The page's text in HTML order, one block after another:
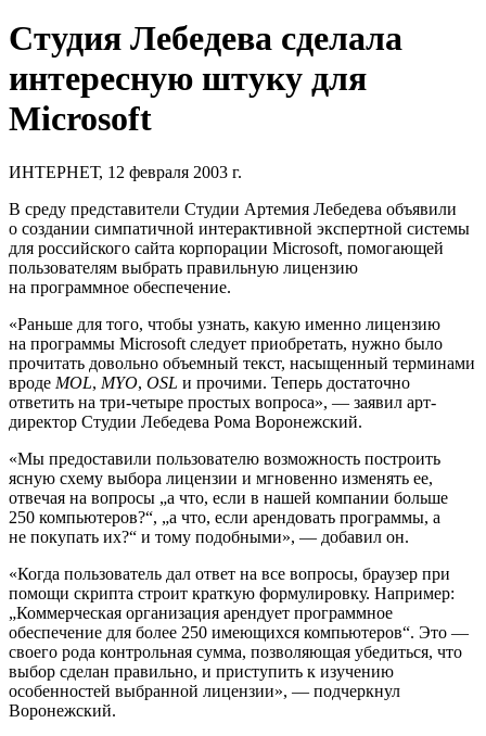
Студия Лебедева сделала
интересную штуку для
Microsoft
ИНТЕРНЕТ, 12 февраля 2003 г.
В среду представители Студии Артемия Лебедева объявили
о создании симпатичной интерактивной экспертной системы
для российского сайта корпорации Microsoft, помогающей
пользователям выбрать правильную лицензию
на программное обеспечение.
«Раньше для того, чтобы узнать, какую именно лицензию
на программы Microsoft следует приобретать, нужно было
прочитать довольно объемный текст, насыщенный терминами
вроде MOL, MYO, OSL и прочими. Теперь достаточно
ответить на три-четыре простых вопроса», — заявил арт-
директор Студии Лебедева Рома Воронежский.
«Мы предоставили пользователю возможность построить
ясную схему выбора лицензии и мгновенно изменять ее,
отвечая на вопросы „а что, если в нашей компании больше
250 компьютеров?“, „а что, если арендовать программы, а
не покупать их?“ и тому подобными», — добавил он.
«Когда пользователь дал ответ на все вопросы, браузер при
помощи скрипта строит краткую формулировку. Например:
„Коммерческая организация арендует программное
обеспечение для более 250 имеющихся компьютеров“. Это —
своего рода контрольная сумма, позволяющая убедиться, что
выбор сделан правильно, и приступить к изучению
особенностей выбранной лицензии», — подчеркнул
Воронежский.